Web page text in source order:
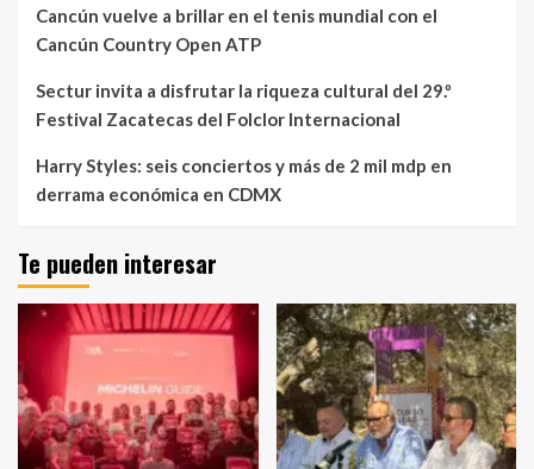
Cancún vuelve a brillar en el tenis mundial con el
Cancún Country Open ATP
Sectur invita a disfrutar la riqueza cultural del 29.º
Festival Zacatecas del Folclor Internacional
Harry Styles: seis conciertos y más de 2 mil mdp en
derrama económica en CDMX
Te pueden interesar